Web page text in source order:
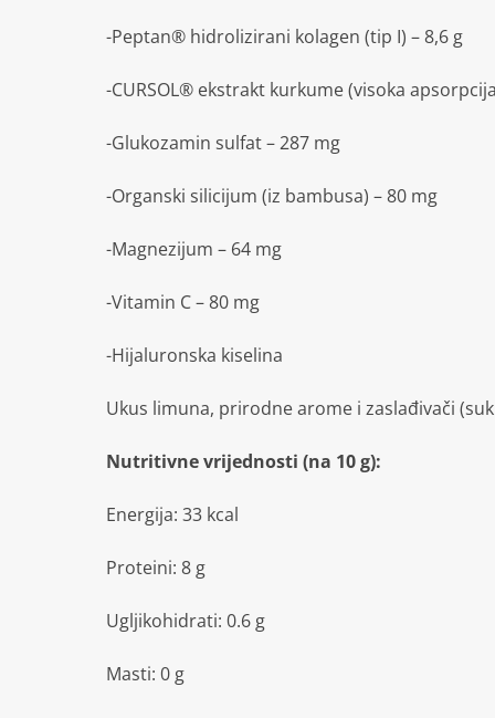
-Peptan® hidrolizirani kolagen (tip I) – 8,6 g
-CURSOL® ekstrakt kurkume (visoka
-Glukozamin sulfat – 287 mg
-Organski silicijum (iz bambusa) – 80 mg
-Magnezijum – 64 mg
-Vitamin C – 80 mg
-Hijaluronska kiselina
Ukus limuna, prirodne arome i zaslađivači
Nutritivne vrijednosti (na 10 g):
Energija: 33 kcal
Proteini: 8 g
Ugljikohidrati: 0.6 g
Masti: 0 g